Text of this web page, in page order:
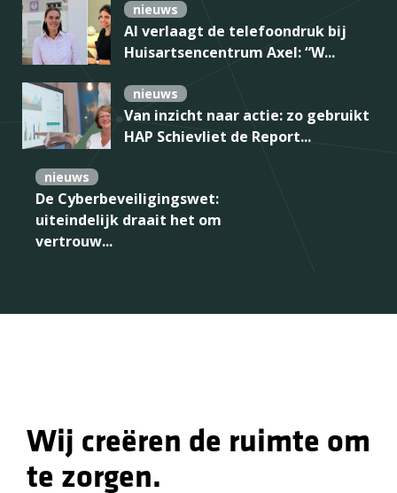
nieuws
AI verlaagt de telefoondruk bij
Huisartsencentrum Axel: “W...
nieuws
Van inzicht naar actie: zo gebruikt
HAP Schievliet de Report...
nieuws
De Cyberbeveiligingswet:
uiteindelijk draait het om
vertrouw...
Wij creëren de ruimte om
te zorgen.